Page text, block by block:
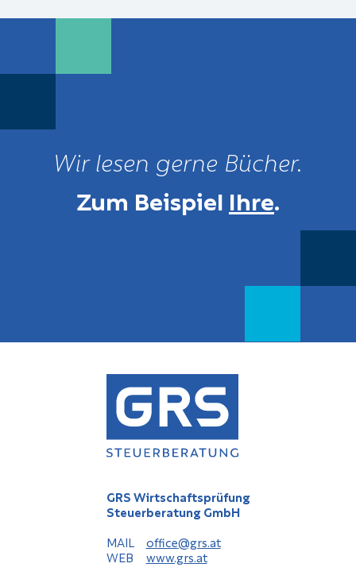
Wir lesen gerne Bücher.
Zum Beispiel Ihre.
GRS Wirtschaftsprüfung
Steuerberatung GmbH
MAIL
office@grs.at
WEB www.grs.at